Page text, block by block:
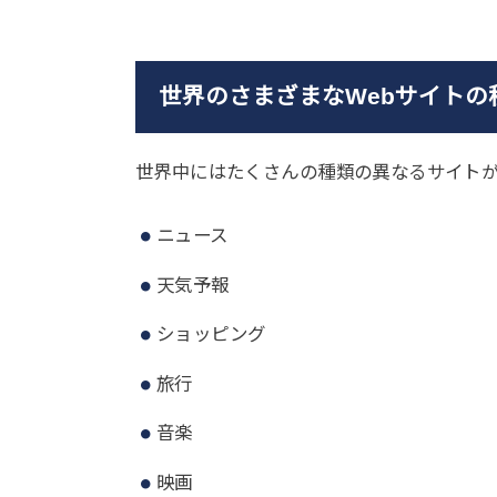
世界のさまざまなWebサイトの
世界中にはたくさんの種類の異なるサイトが
ニュース
天気予報
ショッピング
旅行
音楽
映画